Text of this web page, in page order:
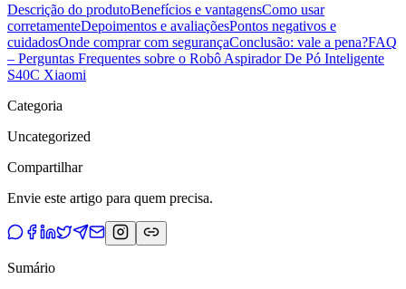
Descrição do produtoBenefícios e vantagensComo usar
corretamenteDepoimentos e avaliaçõesPontos negativos e
cuidadosOnde comprar com segurançaConclusão: vale a pena?FAQ
– Perguntas Frequentes sobre o Robô Aspirador De Pó Inteligente
S40C Xiaomi
Categoria
Uncategorized
Compartilhar
Envie este artigo para quem precisa.
Sumário